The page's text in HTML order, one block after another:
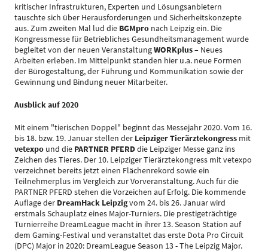
kritischer Infrastrukturen, Experten und Lösungsanbietern
tauschte sich über Herausforderungen und Sicherheitskonzepte
aus. Zum zweiten Mal lud die BGMpro nach Leipzig ein. Die
Kongressmesse für Betriebliches Gesundheitsmanagement wurde
begleitet von der neuen VeranstaltungWORKplus– Neues
Arbeiten erleben. Im Mittelpunkt standen hier u.a. neue Formen
der Bürogestaltung, der Führung und Kommunikation sowie der
Gewinnung und Bindung neuer Mitarbeiter.
Ausblick auf 2020
Mit einem "tierischen Doppel" beginnt das Messejahr 2020. Vom 16.
bis 18. bzw. 19. Januar stellen der Leipziger Tierärztekongress mit
vetexpo und die PARTNER PFERDdie Leipziger Messe ganz ins
Zeichen des Tieres. Der 10. Leipziger Tierärztekongress mit vetexpo
verzeichnet bereits jetzt einen Flächenrekord sowie ein
Teilnehmerplus im Vergleich zur Vorveranstaltung. Auch für die
PARTNER PFERD stehen die Vorzeichen auf Erfolg. Die kommende
Auflage der DreamHack Leipzigvom 24. bis 26. Januar wird
erstmals Schauplatz eines Major-Turniers. Die prestigeträchtige
Turnierreihe DreamLeague macht in ihrer 13. Season Station auf
dem Gaming-Festival und veranstaltet das erste Dota Pro Circuit
(DPC) Major in 2020: DreamLeague Season 13 - The Leipzig Major.